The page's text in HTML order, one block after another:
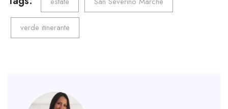
ok n p m
verde itinerante